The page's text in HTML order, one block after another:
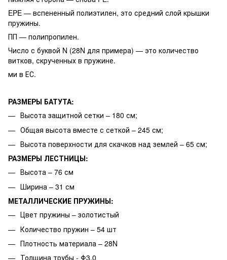
EPE — вспененный полиэтилен, это средний слой крышки
пружины.
ПП — полипропилен.
Число с буквой N (28N для примера) — это количество
витков, скрученных в пружине.
ми в ЕС.
РАЗМЕРЫ БАТУТА:
Высота защитной сетки – 180 см;
Общая высота вместе с сеткой – 245 см;
Высота поверхности для скачков над землей – 65 см;
РАЗМЕРЫ ЛЕСТНИЦЫ:
Высота – 76 см
Ширина – 31 см
МЕТАЛЛИЧЕСКИЕ ПРУЖИНЫ:
Цвет пружины – золотистый
Количество пружин – 54 шт
Плотность материала – 28N
Толщина трубы - Φ3,0